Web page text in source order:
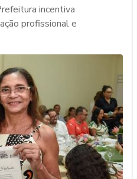
incentiva
profissional e